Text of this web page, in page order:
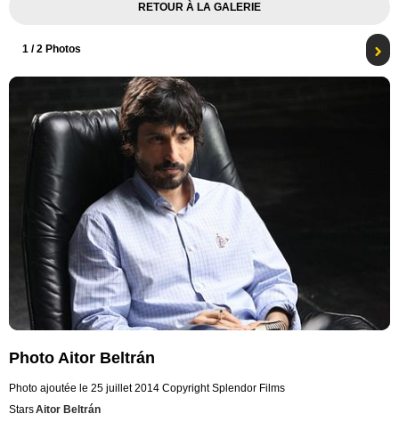
RETOUR À LA GALERIE
1 / 2 Photos
Photo Aitor Beltrán
Photo ajoutée le 25 juillet 2014 Copyright Splendor Films
StarsAitor Beltrán